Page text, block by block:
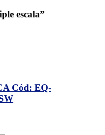
escala”
Cód: EQ-